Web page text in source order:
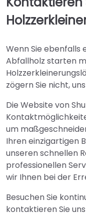
Wenn Sie ebenfalls
Abfallholz starten
zögern Sie nicht,
Die Website von
um
Ihren einzigartigen
unseren schnellen
professionellen
wir Ihnen bei der
Besuchen Sie
kontaktieren Sie